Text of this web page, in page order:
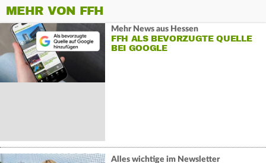
MEHR VON FFH
Mehr News aus Hessen
FFH ALS BEVORZUGTE QUELLE
BEI GOOGLE
Alles wichtige im Newsletter